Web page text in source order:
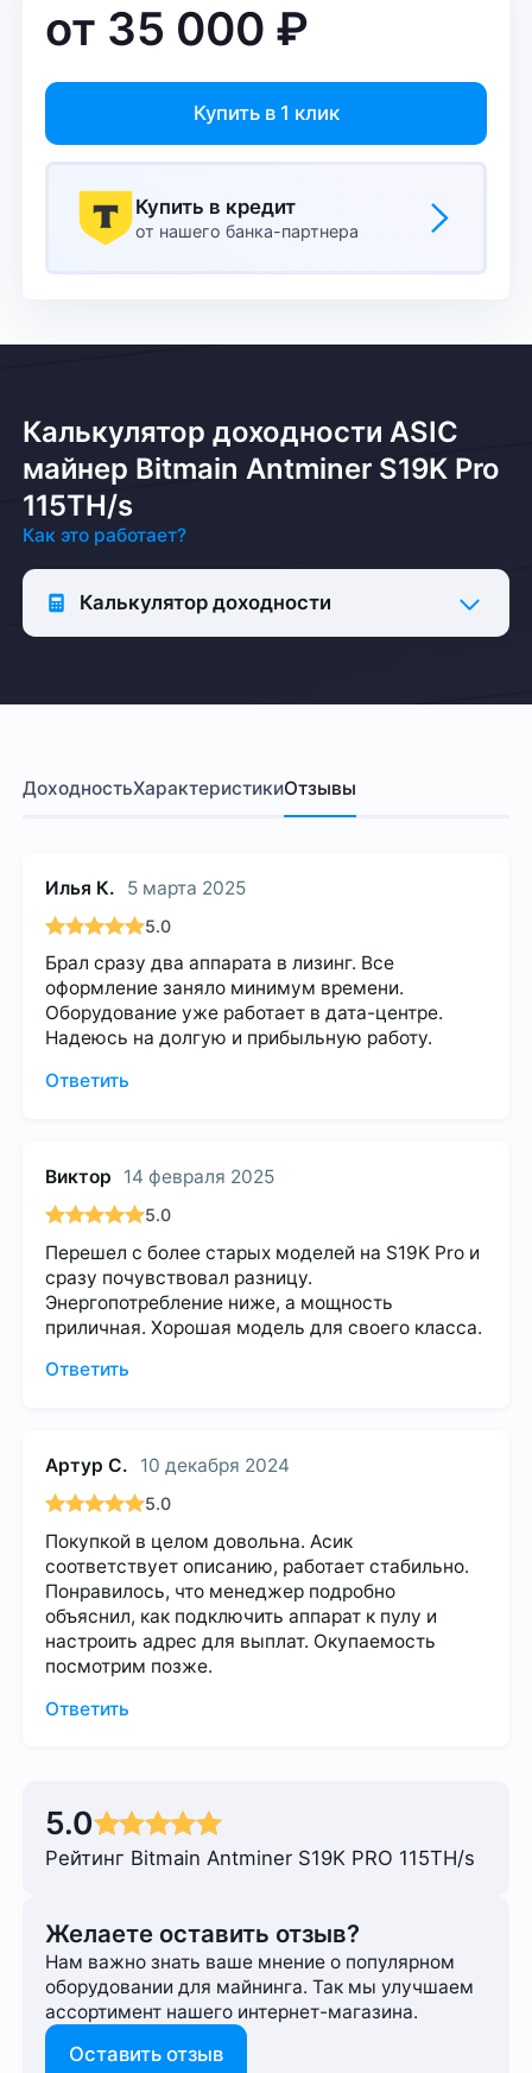
от 35 000 ₽
Купить в 1 клик
Купить в кредит
от нашего банка-партнера
Калькулятор доходности ASIC
майнер Bitmain Antminer S19K Pro
115TH/s
Как это работает?
Калькулятор доходности
ДоходностьХарактеристикиОтзывы
Илья К. 5 марта 2025
5.0
Брал сразу два аппарата в лизинг. Все
оформление заняло минимум времени.
Оборудование уже работает в дата-центре.
Надеюсь на долгую и прибыльную работу.
Ответить
Виктор 14 февраля 2025
5.0
Перешел с более старых моделей на S19K Pro и
сразу почувствовал разницу.
Энергопотребление ниже, а мощность
приличная. Хорошая модель для своего класса.
Ответить
Артур С. 10 декабря 2024
5.0
Покупкой в целом довольна. Асик
соответствует описанию, работает стабильно.
Понравилось, что менеджер подробно
объяснил, как подключить аппарат к пулу и
настроить адрес для выплат. Окупаемость
посмотрим позже.
Ответить
5.0
Рейтинг Bitmain Antminer S19K PRO 115TH/s
Желаете оставить отзыв?
Нам важно знать ваше мнение о популярном
оборудовании для майнинга. Так мы улучшаем
ассортимент нашего интернет-⁠магазина.
Оставить отзыв